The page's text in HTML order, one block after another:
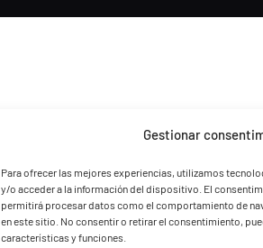
Gestionar
Para ofrecer las mejores experiencias, utilizamos
y/o acceder a la información del dispositivo. El
permitirá procesar datos como el comportamiento de
en este sitio. No consentir o retirar el consentimiento,
características y funciones.